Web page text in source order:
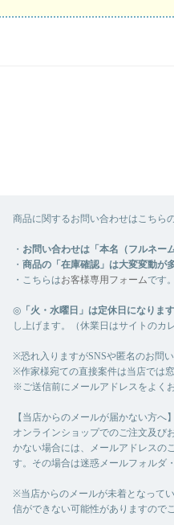
商品に関するお問い合わせはこちら
・ お問い合わせは「本名（フルネー
・ 商品の「在庫確認」は大変変動が
・こちらはお客様専用フォームです
◎ 「火・水曜日」は定休日になります
し上げます。（休業日はサイトのカ
※恐れ入りますがSNSや匿名のお問
※作家様宛ての直接案件は当店では
※ご送信前にメールアドレスをよく
【当店からのメールが届かない方へ】
オンラインショップでのご注文及び
かない場合には、メールアドレスの
す。その場合は迷惑メールフォルダ
※当店からのメールが未着となって
信ができない可能性がありますので